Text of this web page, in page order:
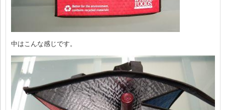
中はこんな感じです。